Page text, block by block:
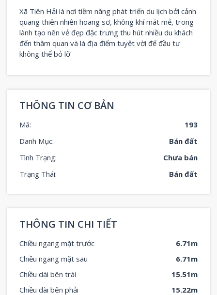
Xã Tiên Hải là nơi tiềm năng phát triển du lịch bởi cảnh
quang thiên nhiên hoang sơ, không khí mát mẻ, trong
lành tạo nên vẻ đẹp đặc trưng thu hút nhiều du khách
đến thăm quan và là địa điểm tuyệt vời để đầu tư
không thể bỏ lỡ
THÔNG TIN CƠ BẢN
Mã:
193
Danh Mục:
Bán đất
Tình Trạng:
Chưa bán
Trạng Thái:
Bán đất
THÔNG TIN CHI TIẾT
Chiều ngang mặt trước
6.71m
Chiều ngang mặt sau
6.71m
Chiều dài bên trái
15.51m
Chiều dài bên phải
15.22m